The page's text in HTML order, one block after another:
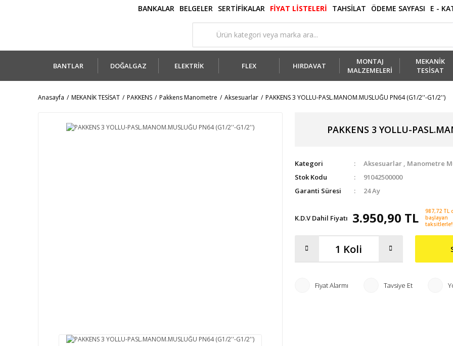
BANKALAR BELGELER SERTİFİKALAR FİYAT LİSTELERİ TAHSİLAT ÖDEME SAYFASI E -
BANTLAR DOĞALGAZ ELEKTRİK FLEX HIRDAVAT
MONTAJ
MALZEMELERİ
MEKANİK
TESİSAT
Anasayfa MEKANİK TESİSAT PAKKENS Pakkens Manometre Aksesuarlar PAKKENS 3 YOLLU-PASL.MANOM.MUSLUĞU PN64 (G1/2''-G1/2'')
PAKKENS 3 YOLLU-
Kategori Aksesuarlar , Manometre
Stok Kodu
91042500000
Garanti Süresi
24 Ay
K.D.V Dahil Fiyatı 3.950,90 TL
987,72 TL
başlayan
taksitlerle!!
Fiyat Alarmı Tavsiye Et